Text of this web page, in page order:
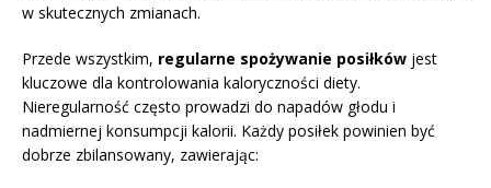
w skutecznych zmianach.
Przede wszystkim, regularne spożywanie posiłków jest
kluczowe dla kontrolowania kaloryczności diety.
Nieregularność często prowadzi do napadów głodu i
nadmiernej konsumpcji kalorii. Każdy posiłek powinien być
dobrze zbilansowany, zawierając: